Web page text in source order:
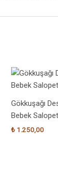
Gökkuşağı
Bebek
₺ 1.250,00